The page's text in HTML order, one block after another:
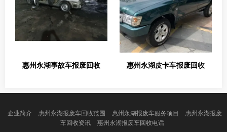
惠州永湖事故车报废回收 惠州永湖皮卡车报废回收
企业简介 惠州永湖报废车回收范围 惠州永湖报废车服务项目
惠州永湖报废
车回收资讯
惠州永湖报废车回收电话